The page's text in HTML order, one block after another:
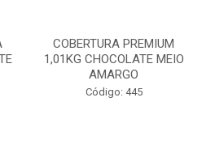
COBERTURA PREMIUM
1,01KG CHOCOLATE MEIO
AMARGO
Código: 445